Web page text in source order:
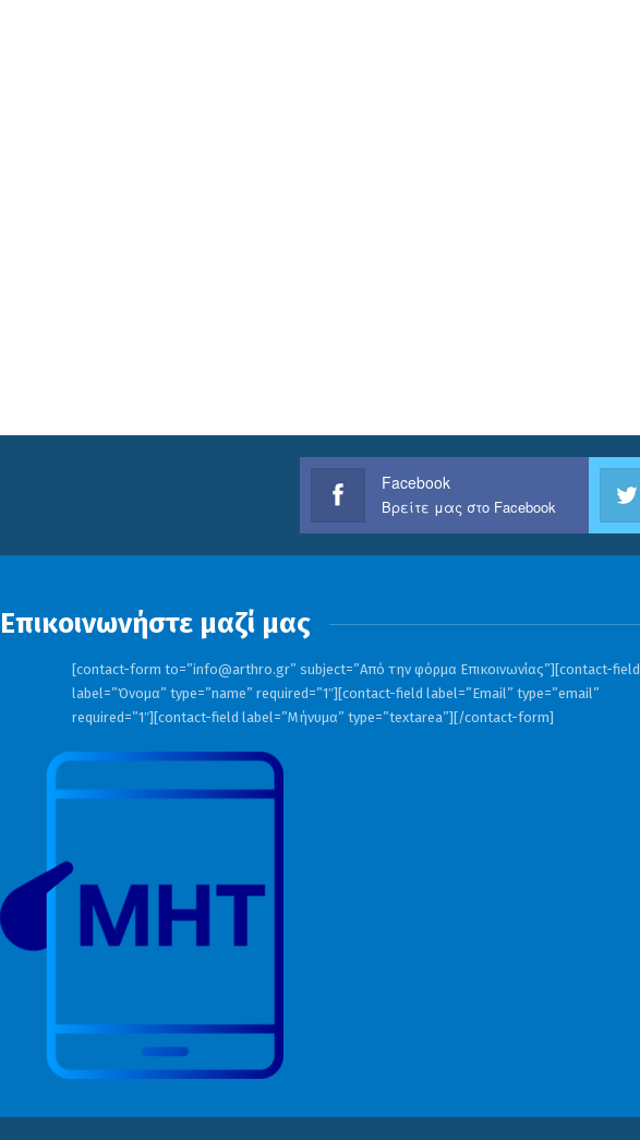
Facebook
Βρείτε μας στο Facebook
Επικοινωνήστε μαζί μας
[contact-form to=”info@arthro.gr” subject=”Από την φόρμα Επικοινωνίας”][contact-field
label=”Όνομα” type=”name” required=”1″][contact-field label=”Email” type=”email”
required=”1″][contact-field label=”Μήνυμα” type=”textarea”][/contact-form]